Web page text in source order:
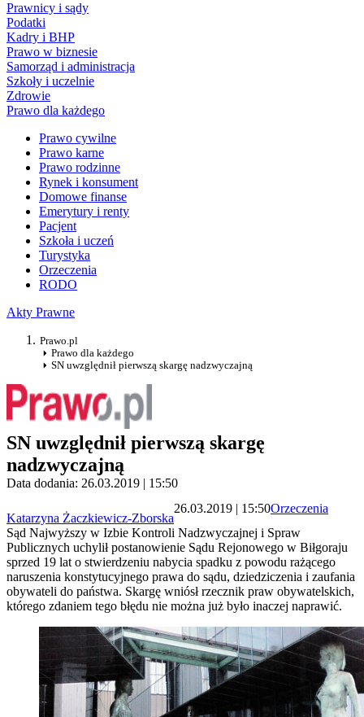
Prawnicy i sądy
Podatki
Kadry i BHP
Prawo w biznesie
Samorząd i administracja
Szkoły i uczelnie
Zdrowie
Prawo dla każdego
Prawo cywilne
Prawo karne
Prawo rodzinne
Rynek i konsument
Domowe finanse
Emerytury i renty
Pacjent
Szkoła i uczeń
Turystyka
Orzeczenia
RODO
Akty Prawne
Prawo.pl
Prawo dla każdego
SN uwzględnił pierwszą skargę nadzwyczajną
SN uwzględnił pierwszą skargę
nadzwyczajną
Data dodania: 26.03.2019 | 15:50
Katarzyna Żaczkiewicz-Zborska
26.03.2019 | 15:50Orzeczenia
Sąd Najwyższy w Izbie Kontroli Nadzwyczajnej i Spraw
Publicznych uchylił postanowienie Sądu Rejonowego w Biłgoraju
sprzed 19 lat o stwierdzeniu nabycia spadku z powodu rażącego
naruszenia konstytucyjnego prawa do sądu, dziedziczenia i zaufania
obywateli do państwa. Skargę wniósł rzecznik praw obywatelskich,
którego zdaniem tego błędu nie można już było inaczej naprawić.